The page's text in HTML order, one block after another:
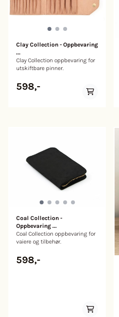
Clay Collection - Oppbevaring
...
Clay Collection oppbevaring for
utskiftbare pinner.
598,-
Coal Collection -
Oppbevaring ...
Coal Collection oppbevaring for
vaiere og tilbehør.
598,-